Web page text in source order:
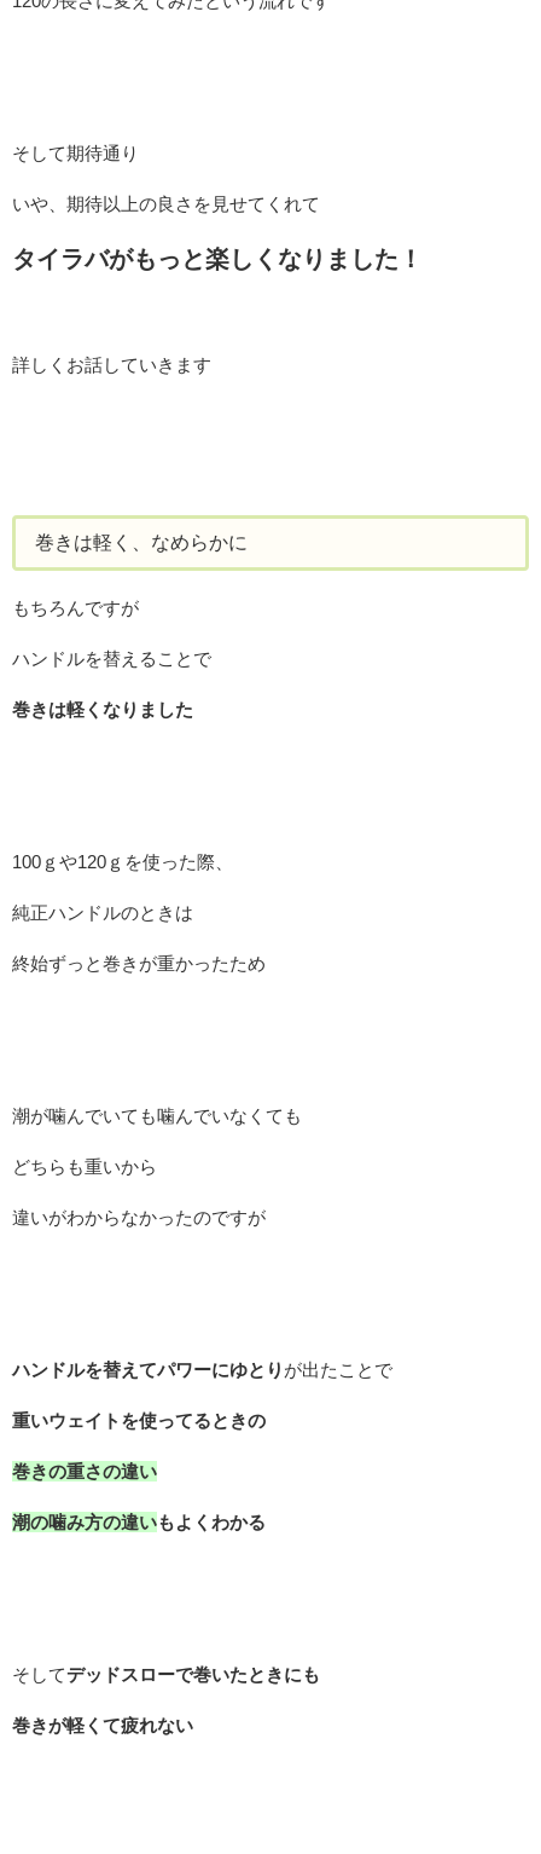
そして期待通り
いや、期待以上の良さを見せてくれて
タイラバがもっと楽しくなりました！
詳しくお話していきます
巻きは軽く、なめらかに
もちろんですが
ハンドルを替えることで
巻きは軽くなりました
100ｇや120ｇを使った際、
純正ハンドルのときは
終始ずっと巻きが重かったため
潮が噛んでいても噛んでいなくても
どちらも重いから
違いがわからなかったのですが
ハンドルを替えてパワーにゆとり が出たことで
重いウェイトを使ってるときの
巻きの重さの違い
潮の噛み方の違いもよくわかる
そしてデッドスローで巻いたときにも
巻きが軽くて疲れない